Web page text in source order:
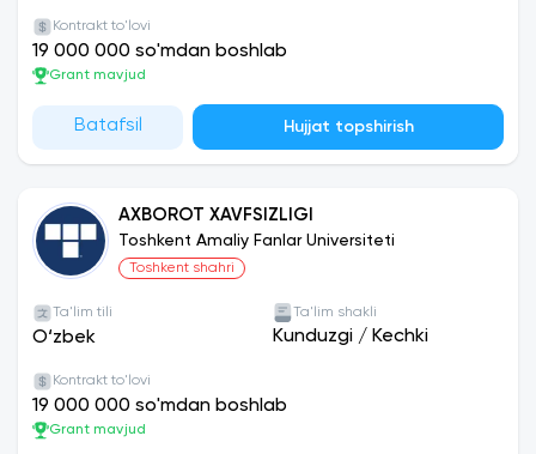
Kontrakt to'lovi
19 000 000 so'mdan boshlab
Grant mavjud
Batafsil Hujjat topshirish
AXBOROT XAVFSIZLIGI
Toshkent Amaliy Fanlar Universiteti
Toshkent shahri
Ta'lim tili
O‘zbek
Ta'lim shakli
Kunduzgi / Kechki
Kontrakt to'lovi
19 000 000 so'mdan boshlab
Grant mavjud